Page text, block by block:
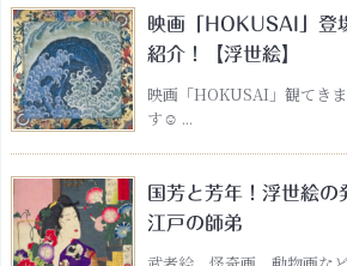
映画「HOKUSAI」登
紹介！【浮世絵】
映画「HOKUSAI」観てき
す☺ ...
国芳と芳年！浮世絵の
江戸の師弟